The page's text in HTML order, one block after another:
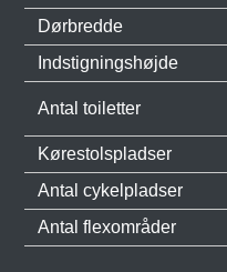
Dørbredde
Indstigningshøjde
Antal toiletter
Kørestolspladser
Antal cykelpladser
Antal flexområder